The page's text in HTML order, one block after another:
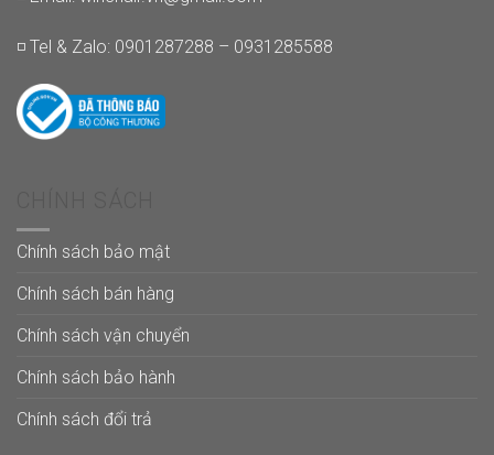
◽ Tel & Zalo: 0901287288 – 0931285588
Chính sách bảo mật
Chính sách bán hàng
Chính sách vận chuyển
Chính sách bảo hành
Chính sách đổi trả